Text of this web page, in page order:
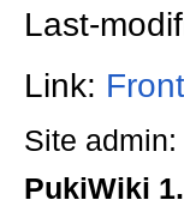
Last-
Link:
Site admin:
PukiWiki